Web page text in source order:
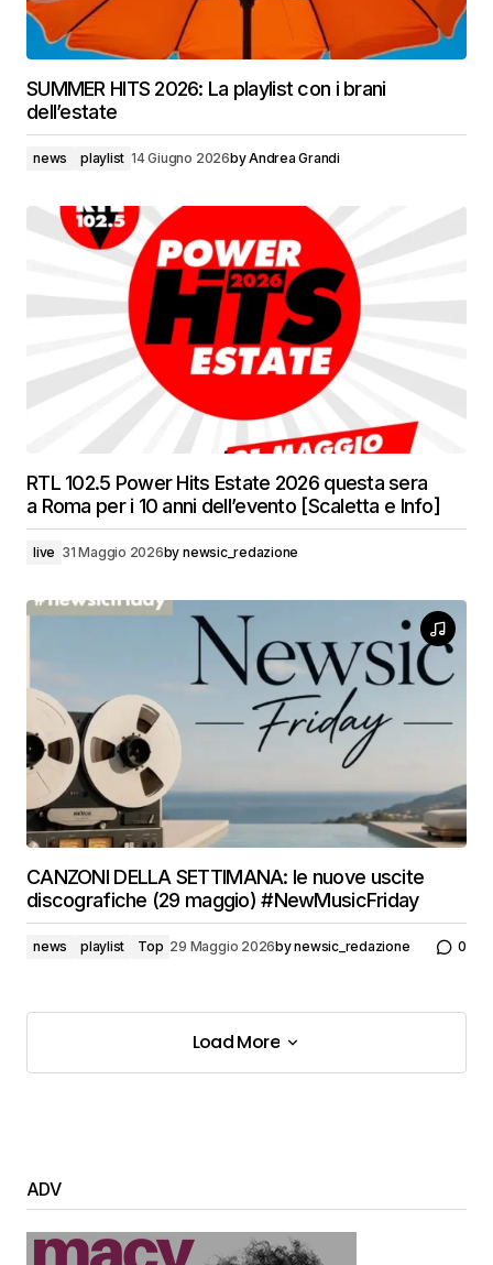
SUMMER HITS 2026: La playlist con i brani
dell’estate
news playlist 14 Giugno 2026byAndrea Grandi
RTL 102.5 Power Hits Estate 2026 questa sera
a Roma per i 10 anni dell’evento [Scaletta e Info]
live 31 Maggio 2026by newsic_redazione
CANZONI DELLA SETTIMANA: le nuove uscite
discografiche (29 maggio) #NewMusicFriday
news playlist Top 29 Maggio 2026bynewsic_redazione 0
Load More
Load More
ADV